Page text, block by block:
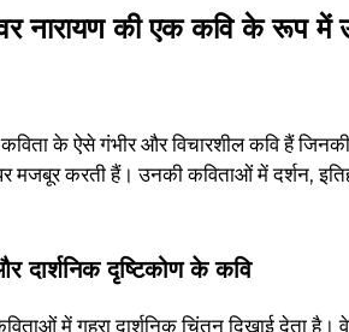
नारायण की एक कवि के रूप में
कविता के ऐसे गंभीर और विचारशील कवि हैं
मजबूर करती हैं। उनकी कविताओं में दर्शन,
दार्शनिक दृष्टिकोण के कवि
में गहरा दार्शनिक चिंतन दिखाई देता